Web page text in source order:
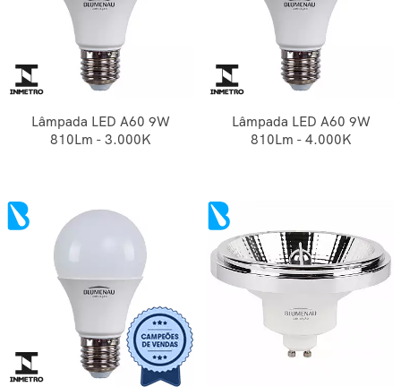
Lâmpada LED A60 9W
810Lm - 3.000K
Lâmpada LED A60 9W
810Lm - 4.000K